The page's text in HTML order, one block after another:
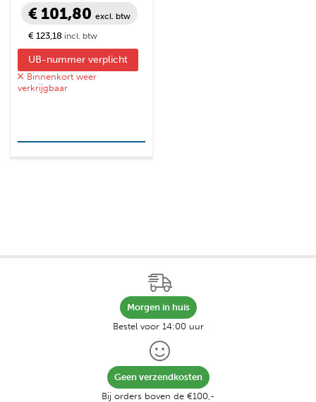
€ 101,80 excl. btw
€ 123,18 incl. btw
UB-nummer verplicht
Binnenkort weer
verkrijgbaar
Morgen in huis
Bestel voor 14:00 uur
Geen verzendkosten
Bij orders boven de €100,-